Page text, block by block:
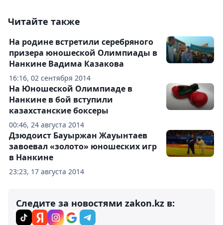
Читайте также
16:16, 02 сентября 2014
На родине встретили серебряного
призера юношеской Олимпиады в
Нанкине Вадима Казакова
00:46, 24 августа 2014
На Юношеской Олимпиаде в
Нанкине в бой вступили
казахстанские боксеры
23:23, 17 августа 2014
Дзюдоист Бауыржан Жауынтаев
завоевал «золото» юношеских игр
в Нанкине
Следите за новостями zakon.kz в: